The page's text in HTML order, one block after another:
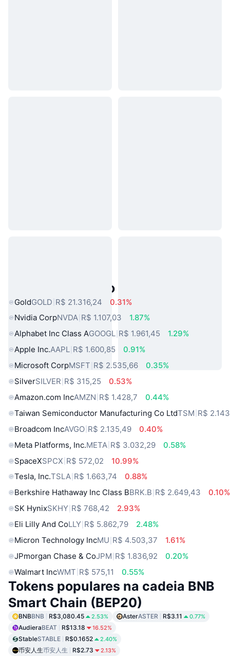
Ativos do Mundo Real Populares
GoldGOLD R$ 21.316,24
0.31%
Nvidia CorpNVDA R$ 1.107,03
1.87%
Alphabet Inc Class AGOOGL R$ 1.961,45
1.29%
Apple Inc.AAPL R$ 1.600,85
0.91%
Microsoft CorpMSFT R$ 2.535,66
0.35%
SilverSILVER R$ 315,25
0.53%
Amazon.com IncAMZN R$ 1.428,7
0.44%
Taiwan Semiconductor Manufacturing Co LtdTSM R$
Broadcom IncAVGO R$ 2.135,49
0.40%
Meta Platforms, Inc.META R$ 3.032,29
0.58%
SpaceXSPCX R$ 572,02
10.99%
Tesla, Inc.TSLA R$ 1.663,74
0.88%
Berkshire Hathaway Inc Class BBRK.B R$ 2.649,43
0.10%
SK HynixSKHY R$ 768,42
2.93%
Eli Lilly And CoLLY R$ 5.862,79
2.48%
Micron Technology IncMU R$ 4.503,37
1.61%
JPmorgan Chase & CoJPM R$ 1.836,92
0.20%
Walmart IncWMT R$ 575,11 0.55%
Tokens populares na cadeia BNB
Smart Chain (BEP20)
BNBBNB R$3,080.45 2.53% AsterASTER R$3.11 0.77%
AudieraBEAT R$13.18 16.52%
StableSTABLE R$0.1652 2.40%
币安人生币安人生 R$2.73 2.13%